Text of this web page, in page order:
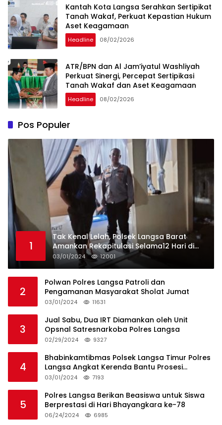
Kantah Kota Langsa Serahkan Sertipikat
Tanah Wakaf, Perkuat Kepastian Hukum
Aset Keagamaan
Headline 08/02/2026
ATR/BPN dan Al Jam’iyatul Washliyah
Perkuat Sinergi, Percepat Sertipikasi
Tanah Wakaf dan Aset Keagamaan
Headline 08/02/2026
Pos Populer
1
Tak Kenal Lelah, Polsek Langsa Barat
Amankan Rekapitulasi Selama12 Hari di
Kecamatan Baro
03/01/2024 12001
2
Polwan Polres Langsa Patroli dan
Pengamanan Masyarakat Sholat Jumat
03/01/2024 11631
3
Jual Sabu, Dua IRT Diamankan oleh Unit
Opsnal Satresnarkoba Polres Langsa
02/29/2024 9327
4
Bhabinkamtibmas Polsek Langsa Timur Polres
Langsa Angkat Kerenda Bantu Prosesi
Pemakaman Warga
03/01/2024 7193
5
Polres Langsa Berikan Beasiswa untuk Siswa
Berprestasi di Hari Bhayangkara ke-78
06/24/2024 6985